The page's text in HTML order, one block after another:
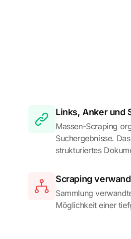
Links, Anker und
Massen-Scraping
Suchergebnisse.
strukturiertes
Scraping
Sammlung
Möglichkeit einer